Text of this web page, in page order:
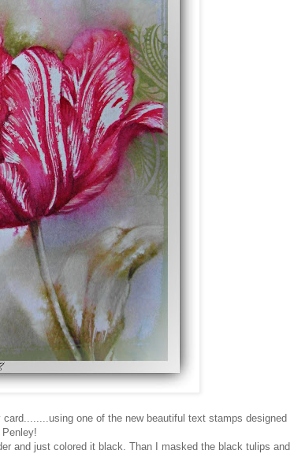
one of the new beautiful text stamps designed
and just colored it black. Than I masked the black tulips and